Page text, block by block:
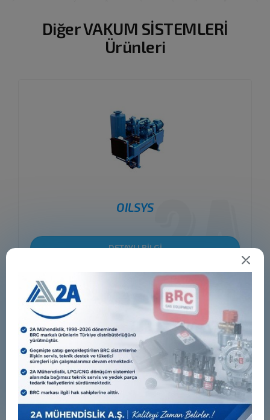
Diğer VAKUM SİSTEMLERİ
Ürünleri
OILSYS
DETAYLI BİLGİ
HYDROSYS